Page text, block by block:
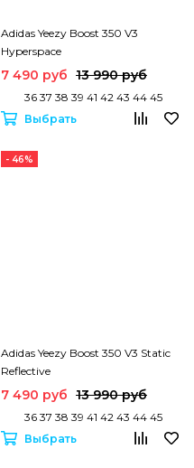
Adidas Yeezy Boost 350 V3
Hyperspace
7 490 руб 13 990 руб
36 37 38 39 41 42 43 44 45
Выбрать
- 46%
Adidas Yeezy Boost 350 V3 Static
Reflective
7 490 руб 13 990 руб
36 37 38 39 41 42 43 44 45
Выбрать